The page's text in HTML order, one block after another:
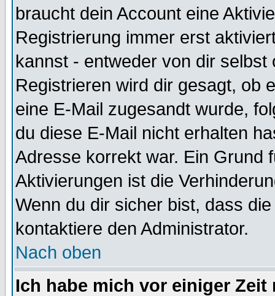
braucht dein Account eine
Registrierung immer erst
kannst - entweder von dir selbst
Registrieren wird dir gesagt, ob
eine E-Mail zugesandt wurde,
du diese E-Mail nicht erhalten
Adresse korrekt war. Ein Grund
Aktivierungen ist die
Wenn du dir sicher bist, dass
kontaktiere den Administrator.
Nach oben
Ich habe mich vor einiger